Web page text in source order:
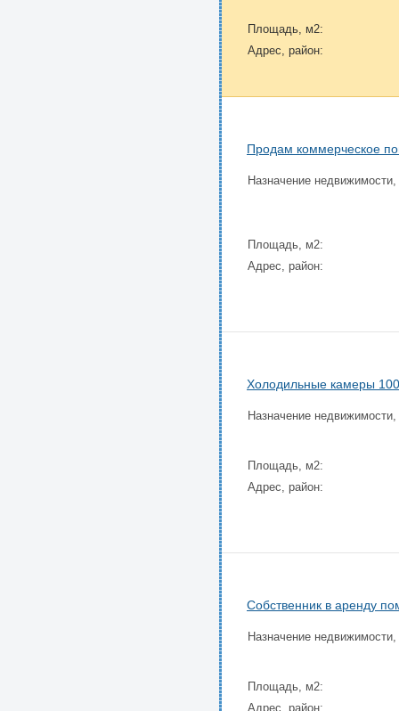
Площадь, м2:
Адрес, район:
Продам коммерческое
Назначение
Площадь, м2:
Адрес, район:
Холодильные камеры
Назначение
Площадь, м2:
Адрес, район:
Собственник в аренду
Назначение
Площадь, м2:
Адрес, район: